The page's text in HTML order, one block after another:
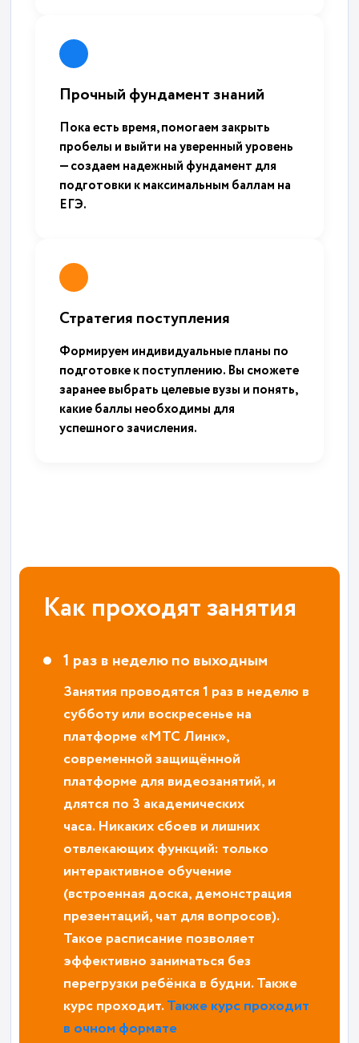
Прочный фундамент знаний
Пока есть время, помогаем закрыть
пробелы и выйти на уверенный уровень
— создаем надежный фундамент для
подготовки к максимальным баллам на
ЕГЭ.
Стратегия поступления
Формируем индивидуальные планы по
подготовке к поступлению. Вы сможете
заранее выбрать целевые вузы и понять,
какие баллы необходимы для
успешного зачисления.
Как проходят занятия
1 раз в неделю по выходным
Занятия проводятся 1 раз в неделю в
субботу или воскресенье на
платформе «MTC Линк»,
современной защищённой
платформе для видеозанятий, и
длятся по 3 академических
часа. Никаких сбоев и лишних
отвлекающих функций: только
интерактивное обучение
(встроенная доска, демонстрация
презентаций, чат для вопросов).
Такое расписание позволяет
эффективно заниматься без
перегрузки ребёнка в будни. Также
курс проходит.Также курс проходит
в очном формате